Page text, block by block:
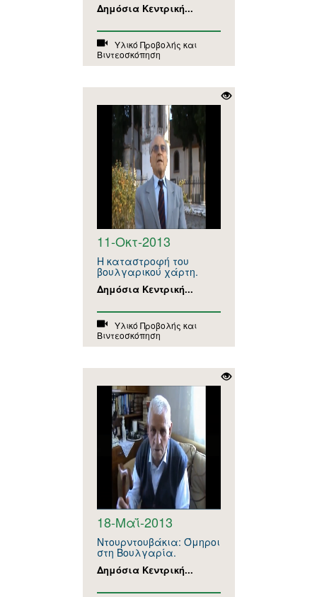
Δημόσια Κεντρική...
Υλικό Προβολής και
Βιντεοσκόπηση
11-Οκτ-2013
Η καταστροφή του
βουλγαρικού χάρτη.
Δημόσια Κεντρική...
Υλικό Προβολής και
Βιντεοσκόπηση
18-Μαΐ-2013
Ντουρντουβάκια: Όμηροι
στη Βουλγαρία.
Δημόσια Κεντρική...